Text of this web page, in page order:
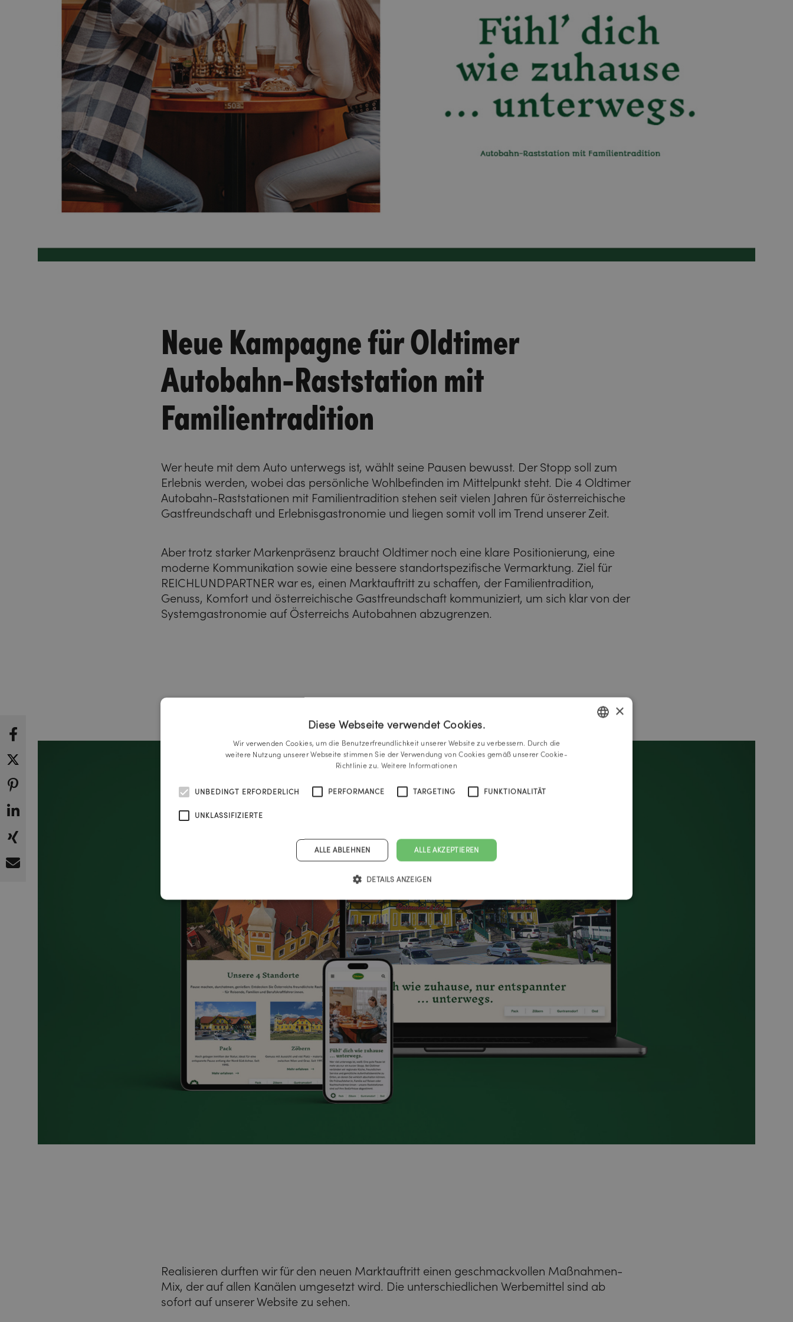
Neue Kampagne für Oldtimer
Autobahn-Raststation mit
Familientradition
Wer heute mit dem Auto unterwegs ist, wählt seine Pausen bewusst. Der Stopp soll zum
Erlebnis werden, wobei das persönliche Wohlbefinden im Mittelpunkt steht. Die 4 Oldtimer
Autobahn-Raststationen mit Familientradition stehen seit vielen Jahren für österreichische
Gastfreundschaft und Erlebnisgastronomie und liegen somit voll im Trend unserer Zeit.
Aber trotz starker Markenpräsenz braucht Oldtimer noch eine klare Positionierung, eine
moderne Kommunikation sowie eine bessere standortspezifische Vermarktung. Ziel für
REICHLUNDPARTNER war es, einen Marktauftritt zu schaffen, der Familientradition,
Genuss, Komfort und österreichische Gastfreundschaft kommuniziert, um sich klar von der
Systemgastronomie auf Österreichs Autobahnen abzugrenzen.
Realisieren durften wir für den neuen Marktauftritt einen geschmackvollen Maßnahmen-
Mix, der auf allen Kanälen umgesetzt wird. Die unterschiedlichen Werbemittel sind ab
sofort auf unserer Website zu sehen.
×
Diese Webseite verwendet Cookies.
Wir verwenden Cookies, um die Benutzerfreundlichkeit unserer Website zu verbessern. Durch die
weitere Nutzung unserer Webseite stimmen Sie der Verwendung von Cookies gemäß unserer Cookie-
Richtlinie zu. Weitere Informationen
UNBEDINGT ERFORDERLICH PERFORMANCE TARGETING FUNKTIONALITÄT
UNKLASSIFIZIERTE
ALLE AKZEPTIEREN
ALLE ABLEHNEN
DETAILS ANZEIGEN